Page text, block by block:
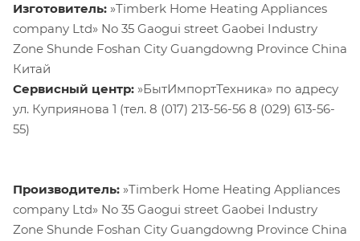
Изготовитель: »Timberk Home Heating Appliances
company Ltd» No 35 Gaogui street Gaobei Industry
Zone Shunde Foshan City Guangdowng Province China
Китай
Сервисный центр: »БытИмпортТехника» по адресу
ул. Куприянова 1 (тел. 8 (017) 213-56-56 8 (029) 613-56-
55)
Производитель: »Timberk Home Heating Appliances
company Ltd» No 35 Gaogui street Gaobei Industry
Zone Shunde Foshan City Guangdowng Province China